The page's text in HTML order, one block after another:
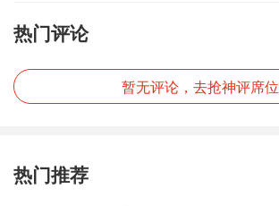
热门评论
暂无评论，去抢神评席位
热门推荐